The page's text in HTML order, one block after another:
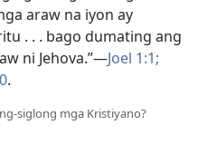
araw na iyon ay
. . . bago dumating ang
ni Jehova.”​—Joel 1:1;
.
siglong mga Kristiyano?